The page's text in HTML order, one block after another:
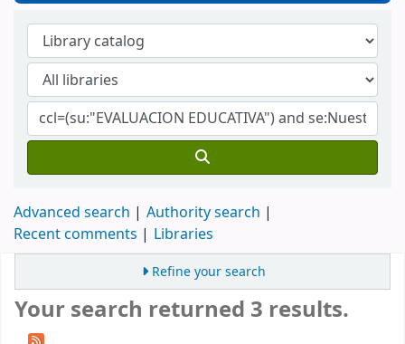
Advanced search
Authority search
Recent comments
Libraries
Refine your search
Your search returned 3 results.